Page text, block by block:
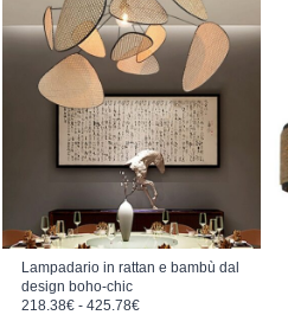
Lampadario in rattan e bambù dal
design boho-chic
218.38€ - 425.78€Fascia di prezzo: da 218.38€ a 425.78€